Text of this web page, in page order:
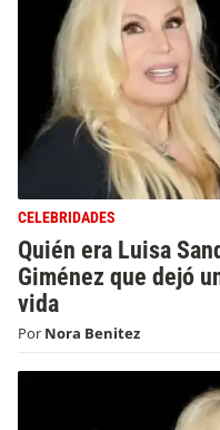
CELEBRIDADES
Quién era Luisa
Giménez que dejó
vida
Por Nora Benitez